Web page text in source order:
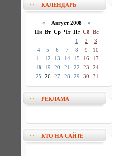
КАЛЕНДАРЬ
« Август 2008 »
Пн Вт Ср Чт Пт Сб Вс
1
2
3
4
5 6 7 8 9
10
11
12 13 14 15 16
17
18
19 20 21 22 23
24
25
26 27 28 29 30 31
РЕКЛАМА
КТО НА САЙТЕ